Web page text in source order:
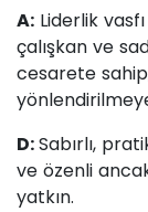
A: Liderlik
çalışkan ve
cesarete
D:Sabırlı,
ve özenli
yatkın.